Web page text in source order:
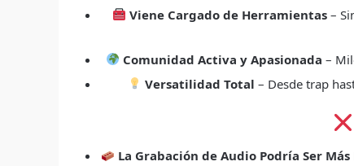
Viene Cargado de Herramientas–
Comunidad Activa y Apasionada –
Versatilidad Total – Desde trap
La Grabación de Audio Podría Ser